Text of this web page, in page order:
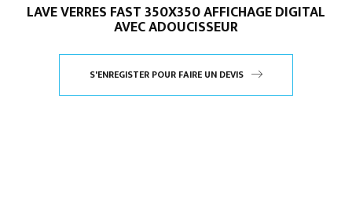
LAVE VERRES FAST 350X350 AFFICHAGE DIGITAL
AVEC ADOUCISSEUR
S'ENREGISTER POUR FAIRE UN DEVIS